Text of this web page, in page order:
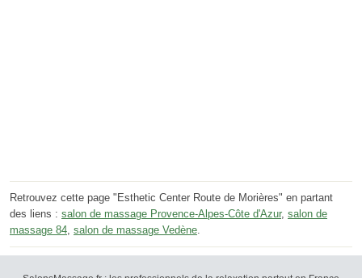
Retrouvez cette page "Esthetic Center Route de Morières" en partant
des liens : salon de massage Provence-Alpes-Côte d'Azur, salon de
massage 84 salon de massage Vedène